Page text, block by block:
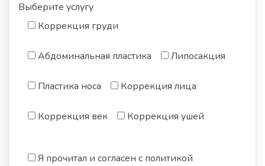
Выберите услугу
Коррекция груди
Абдоминальная пластика Липосакция
Пластика носа Коррекция лица
Коррекция век Коррекция ушей
Я прочитал и согласен с политикой